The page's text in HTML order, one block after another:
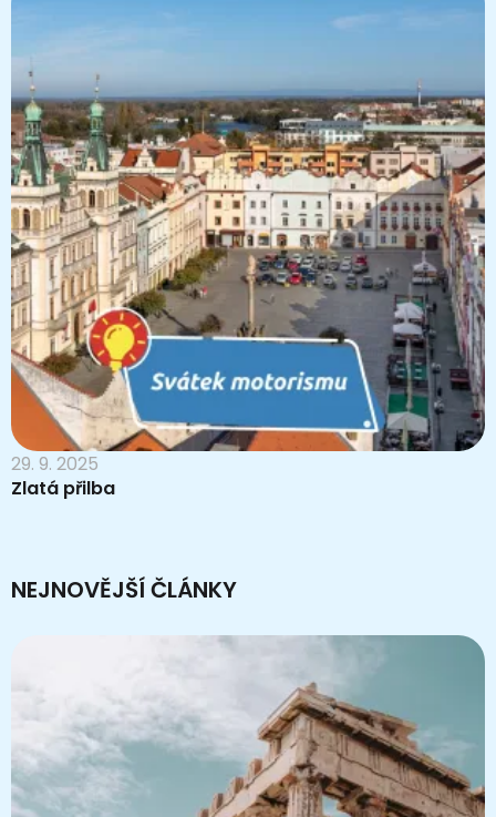
29. 9. 2025
Zlatá přilba
NEJNOVĚJŠÍ ČLÁNKY